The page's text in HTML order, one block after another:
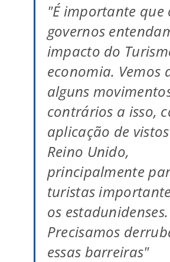
"É importante que
governos
impacto do
economia. Vemos
alguns
contrários a isso,
aplicação de
Reino Unido,
principalmente
turistas
os estadunidenses.
Precisamos
essas barreiras"